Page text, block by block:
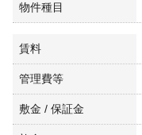
物件種目
賃料
管理費等
敷金 / 保証金